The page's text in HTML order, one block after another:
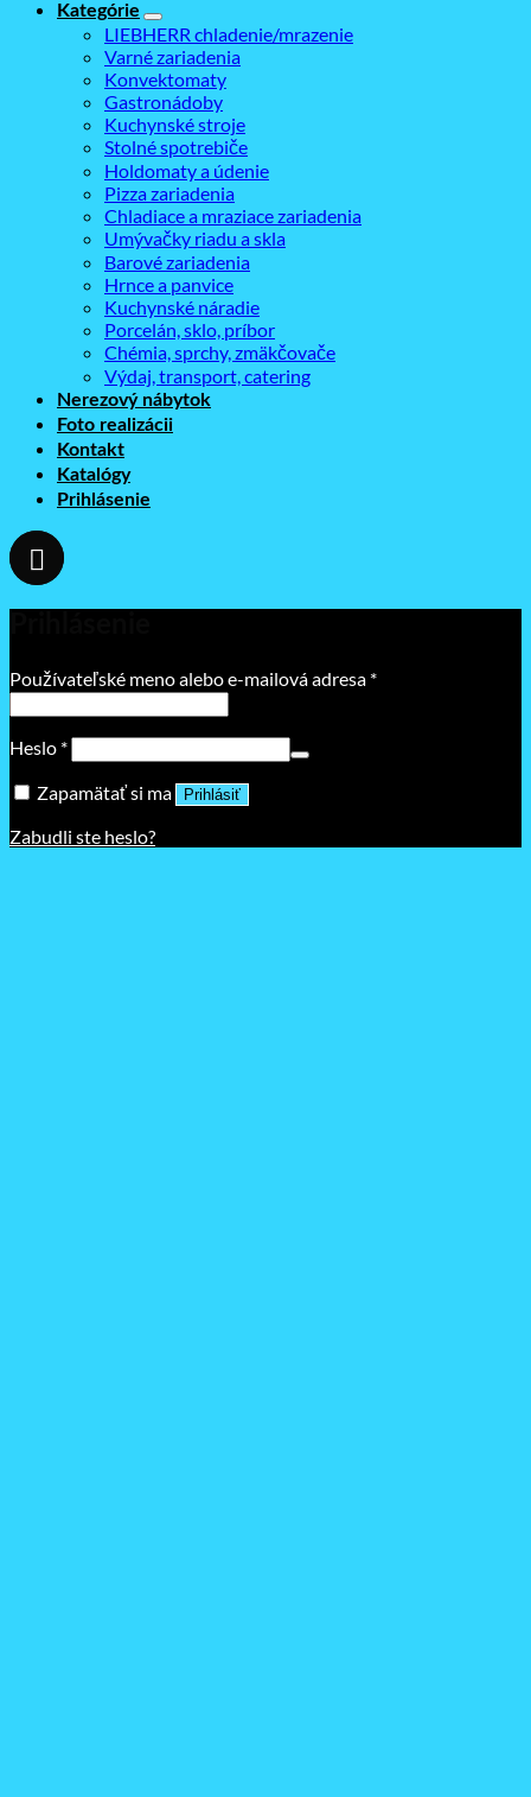
Kategórie
LIEBHERR chladenie/mrazenie
Varné zariadenia
Konvektomaty
Gastronádoby
Kuchynské stroje
Stolné spotrebiče
Holdomaty a údenie
Pizza zariadenia
Chladiace a mraziace zariadenia
Umývačky riadu a skla
Barové zariadenia
Hrnce a panvice
Kuchynské náradie
Porcelán, sklo, príbor
Chémia, sprchy, zmäkčovače
Výdaj, transport, catering
Nerezový nábytok
Foto realizácii
Kontakt
Katalógy
Prihlásenie
Používateľské meno alebo e-mailová adresa *Povinné
Heslo *Povinné
Zapamätať si ma Prihlásiť
Zabudli ste heslo?